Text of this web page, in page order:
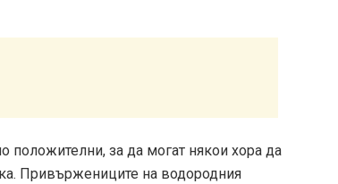
положителни, за да могат някои хора да
Привържениците на водородния